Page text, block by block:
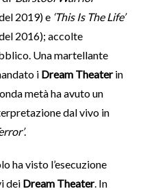
2019) e‘This Is The Life’
2016); accolte
Una martellante
i Dream Theaterin
metà ha avuto un
dal vivo in
.
ha visto l’esecuzione
dei Dream Theater. In